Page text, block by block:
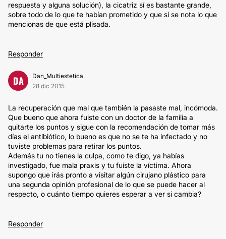
respuesta y alguna solución), la cicatriz sí es bastante grande,
sobre todo de lo que te habían prometido y que si se nota lo que
mencionas de que está plisada.
Responder
DA
Dan_Multiestetica
28 dic 2015
La recuperación que mal que también la pasaste mal, incómoda.
Que bueno que ahora fuiste con un doctor de la familia a
quitarte los puntos y sigue con la recomendación de tomar más
días el antibiótico, lo bueno es que no se te ha infectado y no
tuviste problemas para retirar los puntos.
Además tu no tienes la culpa, como te digo, ya habías
investigado, fue mala praxis y tu fuiste la víctima. Ahora
supongo que irás pronto a visitar algún cirujano plástico para
una segunda opinión profesional de lo que se puede hacer al
respecto, o cuánto tiempo quieres esperar a ver si cambia?
Responder